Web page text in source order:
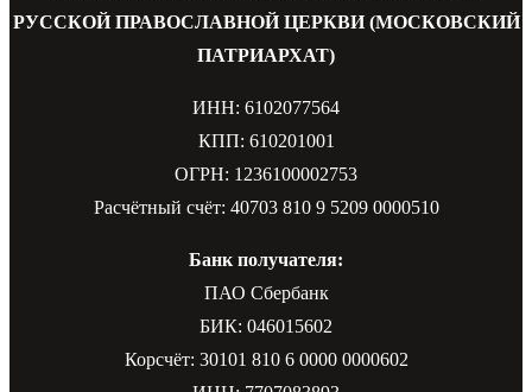
РУССКОЙ ПРАВОСЛАВНОЙ ЦЕРКВИ (МОСКОВСКИЙ
ПАТРИАРХАТ)
ИНН: 6102077564
КПП: 610201001
ОГРН: 1236100002753
Расчётный счёт: 40703 810 9 5209 0000510
Банк получателя:
ПАО Сбербанк
БИК: 046015602
Корсчёт: 30101 810 6 0000 0000602